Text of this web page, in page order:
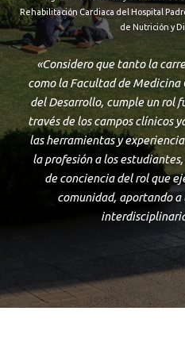
Rehabilitación Cardiaca del Hospital
de Nutrición y
«Considero que tanto la
como la Facultad de
del Desarrollo, cumple un rol
través de los campos clínicos
las herramientas y
la profesión a los
de conciencia del rol que
comunidad, aportando